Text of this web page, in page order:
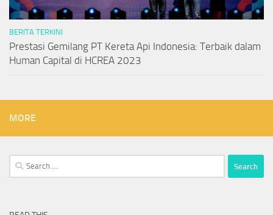
BERITA TERKINI
Prestasi Gemilang PT Kereta Api Indonesia: Terbaik dalam
Human Capital di HCREA 2023
MORE
Search
for: